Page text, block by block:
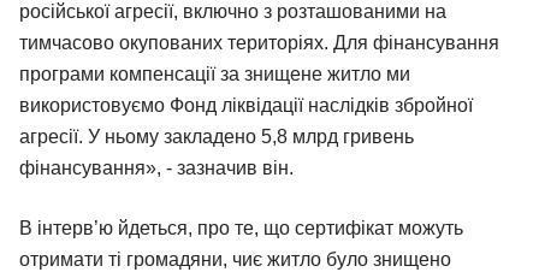
російської агресії, включно з розташованими на
тимчасово окупованих територіях. Для фінансування
програми компенсації за знищене житло ми
використовуємо Фонд ліквідації наслідків збройної
агресії. У ньому закладено 5,8 млрд гривень
фінансування», - зазначив він.
В інтерв’ю йдеться, про те, що сертифікат можуть
отримати ті громадяни, чиє житло було знищено